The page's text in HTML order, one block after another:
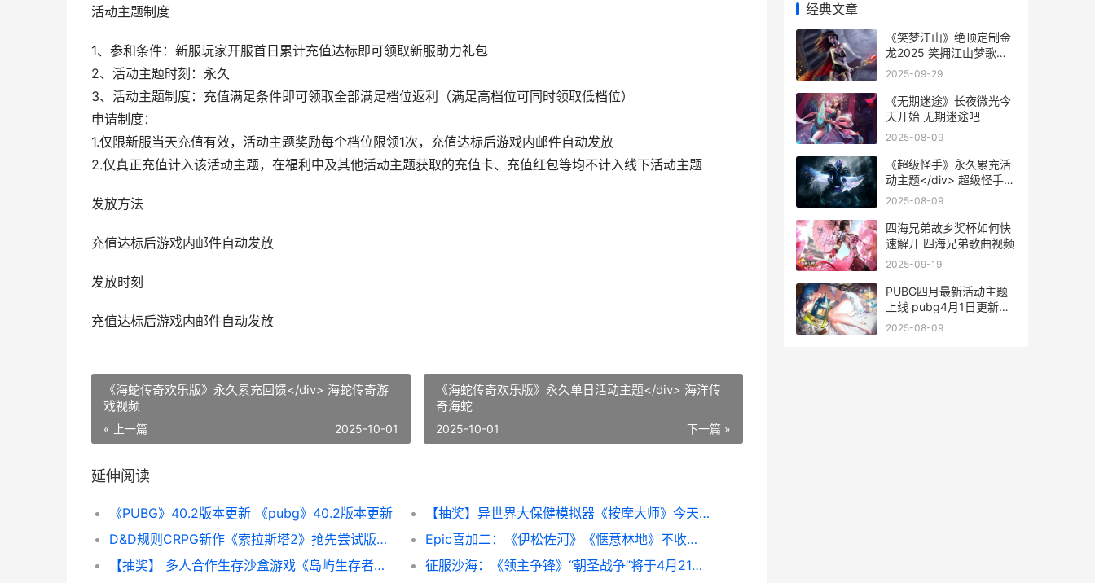
活动主题制度
1、参和条件：新服玩家开服首日累计充值达标即可领取新服助力礼包
2、活动主题时刻：永久
3、活动主题制度：充值满足条件即可领取全部满足档位返利（满足高档位可同时领取低档位）
申请制度：
1.仅限新服当天充值有效，活动主题奖励每个档位限领1次，充值达标后游戏内邮件自动发放
2.仅真正充值计入该活动主题，在福利中及其他活动主题获取的充值卡、充值红包等均不计入线下活动主题
发放方法
充值达标后游戏内邮件自动发放
发放时刻
充值达标后游戏内邮件自动发放
《海蛇传奇欢乐版》永久累充回馈</div> 海蛇传奇游
戏视频
« 上一篇 2025-10-01
《海蛇传奇欢乐版》永久单日活动主题</div> 海洋传
奇海蛇
下一篇 »
2025-10-01
延伸阅读
《PUBG》40.2版本更新 《pubg》40.2版本更新
【抽奖】异世界大保健模拟器《按摩大师》今天正式登陆Steam 异世界抽奖无双
D&D规则CRPG新作《索拉斯塔2》抢先尝试版现已推出 drc规则有哪些
Epic喜加二：《伊松佐河》《惬意林地》不收费领 epic喜加一网站
【抽奖】 多人合作生存沙盒游戏《岛屿生存者》最新DLC“冰霜堡垒”今天上线 多人抽牌游戏
征服沙海：《领主争锋》“朝圣战争”将于4月21日上线
经典文章
《笑梦江山》绝顶定制金
龙2025 笑拥江山梦歌词
歌词
2025-09-29
《无期迷途》长夜微光今
天开始 无期迷途吧
2025-08-09
《超级怪手》永久累充活
动主题</div> 超级怪手下
载中文版
2025-08-09
四海兄弟故乡奖杯如何快
速解开 四海兄弟歌曲视频
2025-09-19
PUBG四月最新活动主题
上线 pubg4月1日更新公
告
2025-08-09